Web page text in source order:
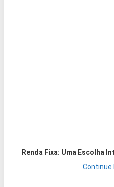
Renda Fixa: Uma Escolha
Continue